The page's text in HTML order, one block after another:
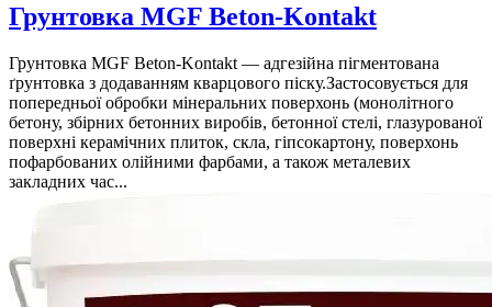
Грунтовка MGF Beton-Kontakt
Грунтовка MGF Beton-Kontakt — адгезійна пігментована
ґрунтовка з додаванням кварцового піску.Застосовується для
попередньої обробки мінеральних поверхонь (монолітного
бетону, збірних бетонних виробів, бетонної стелі, глазурованої
поверхні керамічних плиток, скла, гіпсокартону, поверхонь
пофарбованих олійними фарбами, а також металевих
закладних час...